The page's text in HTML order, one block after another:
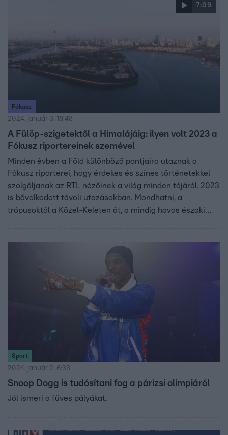
7:09
Fókusz
2024. január 3. 18:48
A Fülöp-szigetektől a Himalájáig: ilyen volt 2023 a
Fókusz riportereinek szemével
Minden évben a Föld különböző pontjaira utaznak a
Fókusz riporterei, hogy érdekes és színes történetekkel
szolgáljanak az RTL nézőinek a világ minden tájáról. 2023
is bővelkedett távoli utazásokban. Mondhatni, a
trópusoktól a Közel-Keleten át, a mindig havas északi
Sport
2024. január 2. 6:33
Snoop Dogg is tudósítani fog a párizsi olimpiáról
Jól ismeri a füves pályákat.